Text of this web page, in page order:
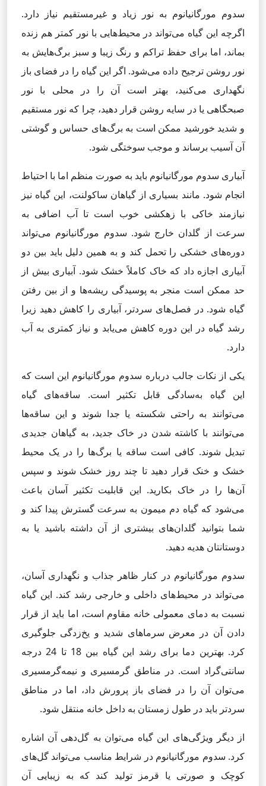
سدوم مورگانیانوم به نور زیاد و غیرمستقیم نیاز دارد.
اگرچه این گیاه می‌تواند در محیط‌هایی با نور کمتر هم زنده
بماند، اما برای حفظ تراکم و رنگ زیبا و سبز برگ‌هایش به
نور روشن ترجیح داده می‌شود. اگر این گیاه را در فضای باز
نگهداری می‌کنید، بهتر است آن را در محلی با نور
صبحگاهی یا در سایه روشن قرار دهید، چرا که نور مستقیم
و شدید خورشید ممکن است به برگ‌های حساس و گوشتی
آن آسیب برساند و موجب سوختگی شود.
آبیاری سدوم مورگانیانوم باید به صورت منظم اما با احتیاط
انجام شود. مانند بسیاری از گیاهان ساکولنت، این گیاه نیز
نیازمند خاکی با زهکشی خوب است تا آب اضافی به
سرعت از گلدان خارج شود. سدوم مورگانیانوم می‌تواند
دوره‌های خشکی را تحمل کند و به همین دلیل باید بین دو
آبیاری اجازه داد که خاک کاملاً خشک شود. آبیاری بیش از
حد ممکن است منجر به پوسیدگی ریشه‌ها و از بین رفتن
گیاه شود. در فصل‌های سردتر، آبیاری را کاهش دهید زیرا
رشد گیاه در این دوره کاهش می‌یابد و نیاز کمتری به آب
دارد.
یکی از نکات جالب درباره سدوم مورگانیانوم این است که
این گیاه به‌سادگی قابل تکثیر است. ساقه‌های گیاه
می‌توانند به راحتی شکسته یا جدا شوند و این ساقه‌ها
می‌توانند با کاشته شدن در خاک جدید، به گیاهان جدیدی
تبدیل شوند. کافی است ساقه یا برگ‌ها را در یک محیط
خشک و خنک قرار دهید تا چند روز خشک شوند و سپس
آن‌ها را در خاک بکارید. این قابلیت تکثیر آسان باعث
می‌شود که گیاه دم میمون به سرعت گسترش پیدا کند و
شما بتوانید گلدان‌های بیشتری از آن داشته باشید یا به
دوستانتان هدیه دهید.
سدوم مورگانیانوم در کنار ظاهر جذاب و نگهداری آسان،
می‌تواند در محیط‌های داخلی و خارجی رشد کند. این گیاه
نسبت به دمای معمولی خانه مقاوم است، اما باید از قرار
دادن آن در معرض سرماهای شدید و یخ‌زدگی جلوگیری
کرد. بهترین دما برای رشد این گیاه بین 18 تا 24 درجه
سانتی‌گراد است. در مناطق گرمسیری و نیمه‌گرمسیری
می‌توان آن را در فضای باز پرورش داد، اما در مناطق
سردتر باید در طول زمستان به داخل خانه منتقل شود.
از دیگر ویژگی‌های این گیاه می‌توان به گل‌دهی آن اشاره
کرد. سدوم مورگانیانوم در شرایط مناسب می‌تواند گل‌های
کوچک و صورتی یا قرمز تولید کند که به زیبایی آن